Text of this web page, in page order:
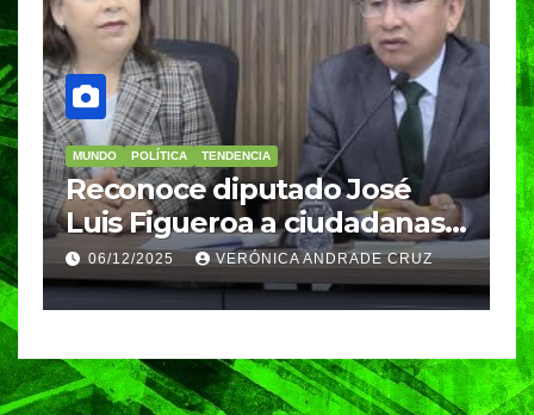
MUNDO POLÍTICA TENDENCIA
Reconoce diputado José
Luis Figueroa a ciudadanas y
ciudadanos que
contribuyeron a generar y
06/12/2025 VERÓNICA ANDRADE CRUZ